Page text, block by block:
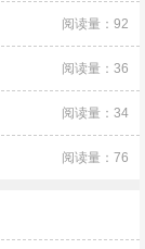
阅读量：92
阅读量：36
阅读量：34
阅读量：76